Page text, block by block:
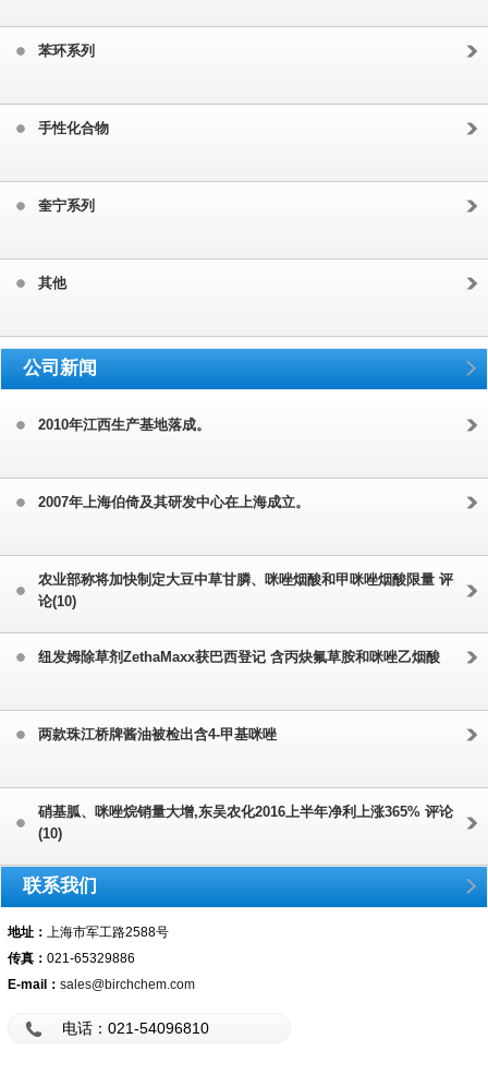
苯环系列
手性化合物
奎宁系列
其他
公司新闻
2010年江西生产基地落成。
2007年上海伯倚及其研发中心在上海成立。
农业部称将加快制定大豆中草甘膦、咪唑烟酸和甲咪唑烟酸限量 评
论(10)
纽发姆除草剂ZethaMaxx获巴西登记 含丙炔氟草胺和咪唑乙烟酸
两款珠江桥牌酱油被检出含4-甲基咪唑
硝基胍、咪唑烷销量大增,东吴农化2016上半年净利上涨365% 评论
(10)
联系我们
地址： 上海市军工路2588号
传真： 021-65329886
E-mail： sales@birchchem.com
电话：021-54096810